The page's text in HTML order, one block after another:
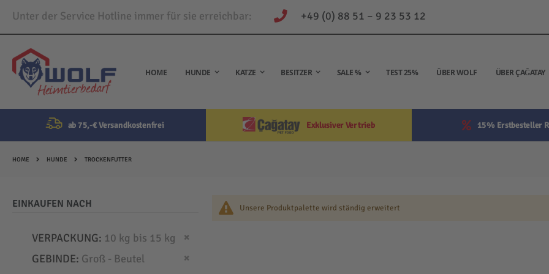
Unter der Service Hotline immer für sie erreichbar: +49 (0) 88 51 – 9 23 53 12
Direkt
zum
Inhalt
HOME HUNDE KATZE BESITZER SALE % TEST 25% ÜBER WOLF ÜBER ÇAĞATAY
ab 75,-€ Versandkostenfrei Exklusiver Vertrieb 15% Erstbesteller
HOME HUNDE TROCKENFUTTER
Unsere Produktpalette wird ständig erweitert
EINKAUFEN NACH
VERPACKUNG 10 kg bis 15 kg
GEBINDE Groß - Beutel